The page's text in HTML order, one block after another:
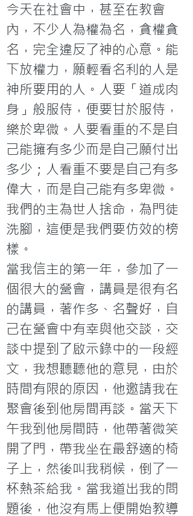
今天在社會中，甚至在教會
內，不少人為權為名，貪權貪
名，完全違反了神的心意。能
下放權力，願輕看名利的人是
神所要用的人。人要「道成肉
身」般服侍，便要甘於服侍，
樂於卑微。人要看重的不是自
己能擁有多少而是自己願付出
多少；人看重不要是自己有多
偉大，而是自己能有多卑微。
我們的主為世人捨命，為門徒
洗腳，這便是我們要仿效的榜
樣。
當我信主的第一年，參加了一
個很大的營會，講員是很有名
的講員，著作多、名聲好，自
己在營會中有幸與他交談，交
談中提到了啟示錄中的一段經
文，我想聽聽他的意見，由於
時間有限的原因，他邀請我在
聚會後到他房間再談。當天下
午我到他房間時，他帶著微笑
開了門，帶我坐在最舒適的椅
子上，然後叫我稍候，倒了一
杯熱茶給我。當我道出我的問
題後，他沒有馬上便開始教導